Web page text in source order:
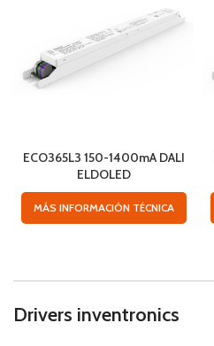
ECO365L3 150-1400mA DALI
ELDOLED
MÁS INFORMACIÓN TÉCNICA
Drivers inventronics